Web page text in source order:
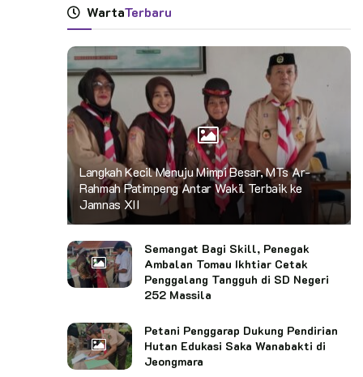
WartaTerbaru
Langkah Kecil Menuju Mimpi Besar, MTs Ar-
Rahmah Patimpeng Antar Wakil Terbaik ke
Jamnas XII
Semangat Bagi Skill, Penegak
Ambalan Tomau Ikhtiar Cetak
Penggalang Tangguh di SD Negeri
252 Massila
Petani Penggarap Dukung Pendirian
Hutan Edukasi Saka Wanabakti di
Jeongmara